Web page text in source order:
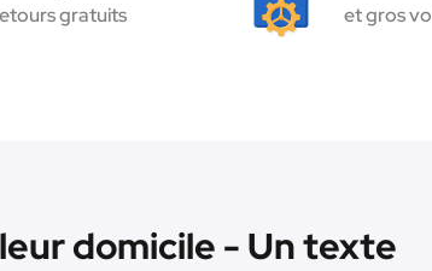
gratuits
et gros
domicile - Un texte